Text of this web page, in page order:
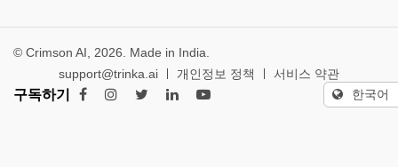
© Crimson AI, 2026. Made in India.
support@trinka.ai
개인정보 정책 서비스 약관
구독하기 한국어